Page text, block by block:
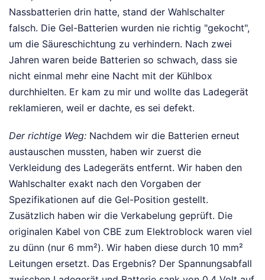
Nassbatterien drin hatte, stand der Wahlschalter
falsch. Die Gel-Batterien wurden nie richtig "gekocht",
um die Säureschichtung zu verhindern. Nach zwei
Jahren waren beide Batterien so schwach, dass sie
nicht einmal mehr eine Nacht mit der Kühlbox
durchhielten. Er kam zu mir und wollte das Ladegerät
reklamieren, weil er dachte, es sei defekt.
Der richtige Weg: Nachdem wir die Batterien erneut
austauschen mussten, haben wir zuerst die
Verkleidung des Ladegeräts entfernt. Wir haben den
Wahlschalter exakt nach den Vorgaben der
Spezifikationen auf die Gel-Position gestellt.
Zusätzlich haben wir die Verkabelung geprüft. Die
originalen Kabel von CBE zum Elektroblock waren viel
zu dünn (nur 6 mm²). Wir haben diese durch 10 mm²
Leitungen ersetzt. Das Ergebnis? Der Spannungsabfall